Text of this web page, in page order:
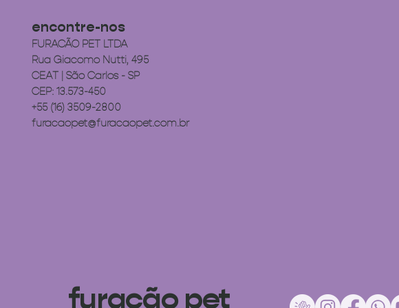
encontre-nos
FURACÃO PET LTDA
Rua Giacomo Nutti, 495
CEAT | São Carlos - SP
CEP: 13.573-450
+55 (16) 3509-2800
furacaopet@furacaopet.com.br
furacão pet